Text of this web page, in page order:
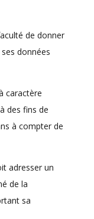
de donner
données
caractère
des fins de
à compter de
adresser un
de la
sa